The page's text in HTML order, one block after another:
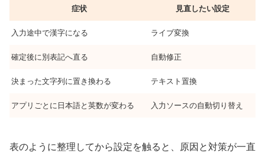
症状 見直したい設定
入力途中で漢字になる ライブ変換
確定後に別表記へ直る 自動修正
決まった文字列に置き換わる テキスト置換
アプリごとに日本語と英数が変わる 入力ソースの自動切り替え
表のように整理してから設定を触ると、原因と対策が一直